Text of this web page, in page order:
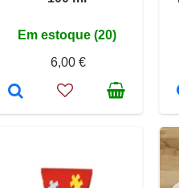
Em estoque (20)
6,00 €